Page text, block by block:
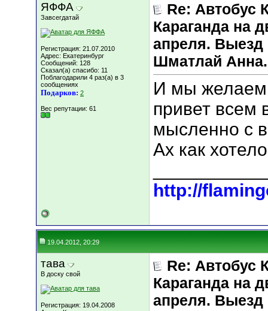
ЯФФА
Завсегдатай
Регистрация: 21.07.2010
Адрес: Екатеринбург
Сообщений: 128
Сказал(а) спасибо: 11
Поблагодарили 4 раз(а) в 3
сообщениях
Подарков: 2
Вес репутации: 61
Re: Автобус
Караганда на
апреля. Выезд
Шматлай Анна.
И мы желаем
привет всем
мысленно с
Ах как
http://
19.04.2012, 20:29
тава
В доску свой
Регистрация: 19.04.2008
Re: Автобус
Караганда на
апреля. Выезд